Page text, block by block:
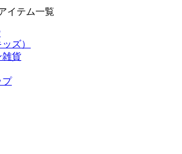
イテム一覧
ズ）
雑貨
プ